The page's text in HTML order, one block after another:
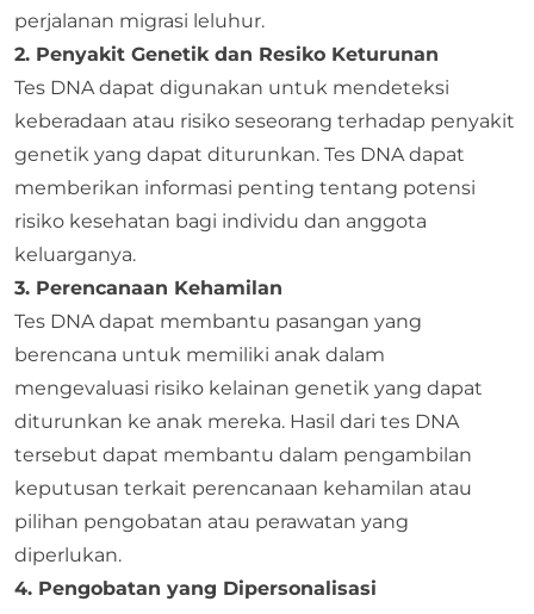
perjalanan migrasi leluhur.
2. Penyakit Genetik dan Resiko Keturunan
Tes DNA dapat digunakan untuk mendeteksi
keberadaan atau risiko seseorang terhadap penyakit
genetik yang dapat diturunkan. Tes DNA dapat
memberikan informasi penting tentang potensi
risiko kesehatan bagi individu dan anggota
keluarganya.
3. Perencanaan Kehamilan
Tes DNA dapat membantu pasangan yang
berencana untuk memiliki anak dalam
mengevaluasi risiko kelainan genetik yang dapat
diturunkan ke anak mereka. Hasil dari tes DNA
tersebut dapat membantu dalam pengambilan
keputusan terkait perencanaan kehamilan atau
pilihan pengobatan atau perawatan yang
diperlukan.
4. Pengobatan yang Dipersonalisasi